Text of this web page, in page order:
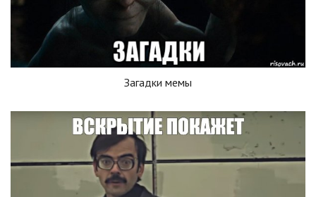
Загадки мемы